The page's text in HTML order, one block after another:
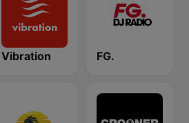
Vibration FG.